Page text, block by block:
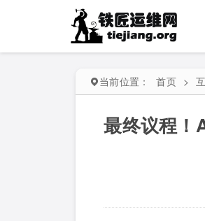
当前位置： 首页 >
最终议程！